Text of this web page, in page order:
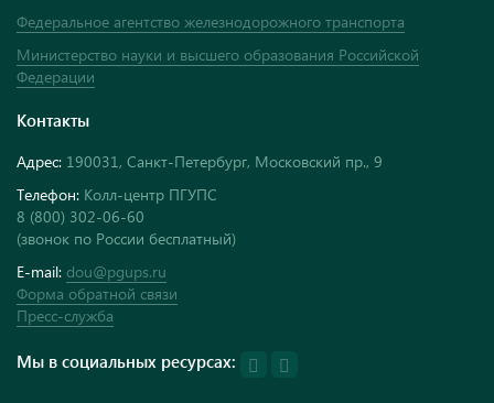
Федеральное агентство железнодорожного транспорта
Министерство науки и высшего образования Российской
Федерации
Контакты
Адрес: 190031, Санкт-Петербург, Московский пр., 9
Телефон: Колл-центр ПГУПС
8 (800) 302-06-60
(звонок по России бесплатный)
E-mail: dou@pgups.ru
Форма обратной связи
Пресс-служба
Мы в социальных ресурсах: